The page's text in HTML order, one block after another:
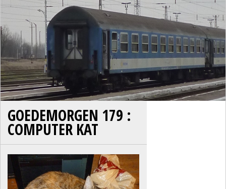
GOEDEMORGEN 179 :
COMPUTER KAT